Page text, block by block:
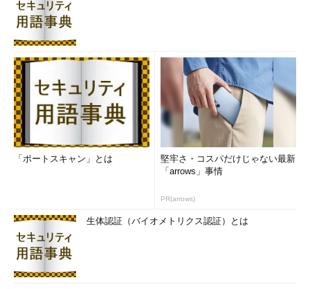
い。
高速スタートアップが利用できないシステムの例
高速スタートアップが利用できない場合はこのように表示さ
れる。
「高速スタートアップを有効にする（推奨）」が見
コマンド・プロンプト上で確認するには、「powercfg -a」コ
マンドを実行してみればよい。
「ポートスキャン」とは
堅牢さ・コスパだけじゃない最新
「arrows」事情
PR(arrows)
生体認証（バイオメトリクス認証）とは